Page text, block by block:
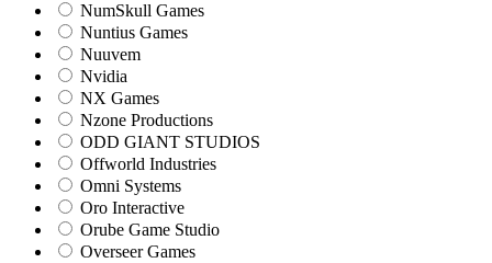
NumSkull Games
Nuntius Games
Nuuvem
Nvidia
NX Games
Nzone Productions
ODD GIANT STUDIOS
Offworld Industries
Omni Systems
Oro Interactive
Orube Game Studio
Overseer Games